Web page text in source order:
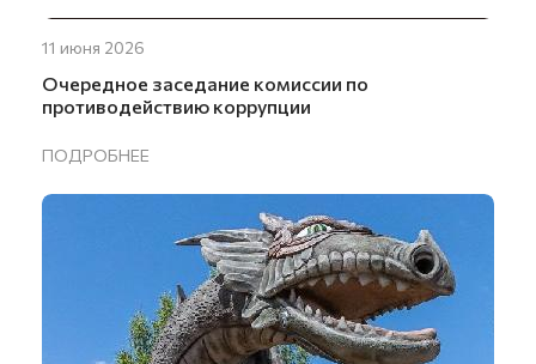
11 июня 2026
Очередное заседание комиссии по
противодействию коррупции
ПОДРОБНЕЕ